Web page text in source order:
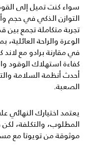
سواء كنت تميل إلى القوة
التوازن الذكي في حجم
تجربة متكاملة تجمع بين
الوعرة والراحة
في مقارنة برادو مع
كفاءة استهلاك الوقود
أحدث أنظمة السلامة
الصعبة.
يعتمد اختيارك النهائي
المطلوب، والتكلفة،
موثوقة من تويوتا مع